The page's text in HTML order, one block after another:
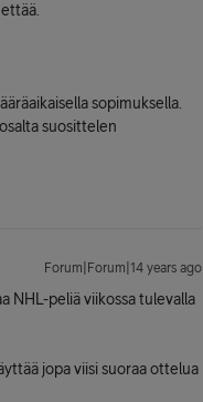
sopimuksella.
suosittelen
Forum|Forum|14 years ago
NHL-peliä viikossa tulevalla
jopa viisi suoraa ottelua